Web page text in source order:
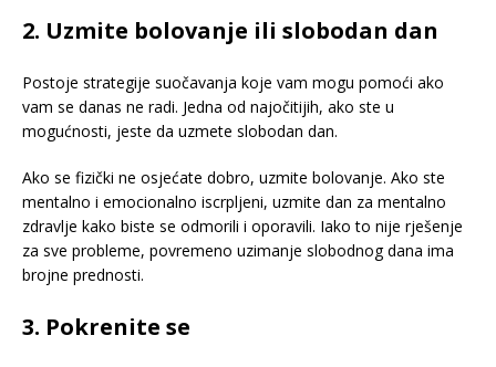
2. Uzmite bolovanje ili slobodan dan
Postoje strategije suočavanja koje vam mogu pomoći ako
vam se danas ne radi. Jedna od najočitijih, ako ste u
mogućnosti, jeste da uzmete slobodan dan.
Ako se fizički ne osjećate dobro, uzmite bolovanje. Ako ste
mentalno i emocionalno iscrpljeni, uzmite dan za mentalno
zdravlje kako biste se odmorili i oporavili. Iako to nije rješenje
za sve probleme, povremeno uzimanje slobodnog dana ima
brojne prednosti.
3. Pokrenite se